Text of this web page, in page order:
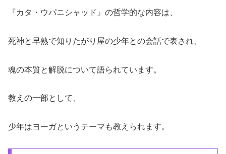
『カタ・ウパニシャッド』の哲学的な内容は、
死神と早熟で知りたがり屋の少年との会話で表され、
魂の本質と解脱について語られています。
教えの一部として、
少年はヨーガというテーマも教えられます。